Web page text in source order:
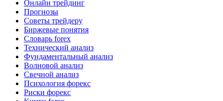
Онлайн трейдинг
Прогнозы
Советы трейдеру
Биржевые понятия
Словарь forex
Технический анализ
Фундаментальный анализ
Волновой анализ
Свечной анализ
Психология форекс
Риски форекс